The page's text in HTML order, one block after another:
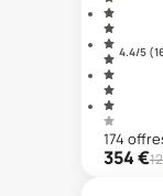
4.4/5 (
174 offre
354€